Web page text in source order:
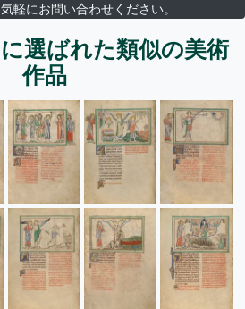
軽にお問い合わせください。
選ばれた類似の美術
作品